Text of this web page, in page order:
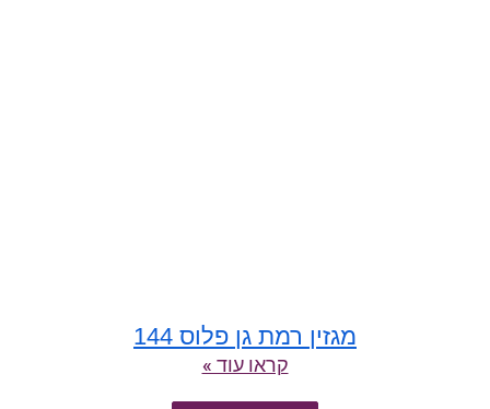
מגזין רמת גן פלוס 144
קראו עוד »